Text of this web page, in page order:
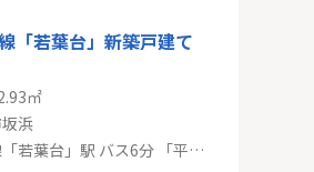
「若葉台」新築戸建て
㎡
浜
京王相模原線「若葉台」駅 バス6分 「平尾4丁目」 停歩10分